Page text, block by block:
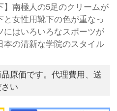
】南極人の5足のクリームが
女性用靴下の色が重なっ
はいろいろなスポーツが
の清新な学院のスタイル
原価です。代理費用、送
い